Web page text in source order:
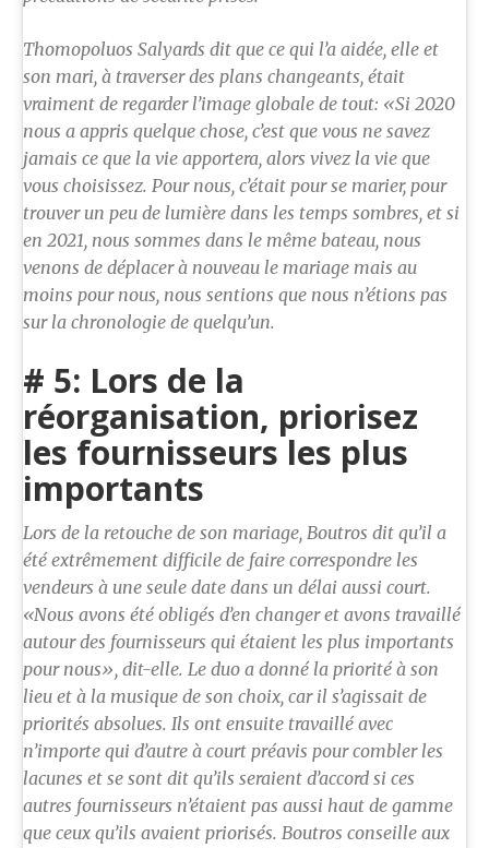
Thomopoluos Salyards dit que ce qui l’a aidée, elle et
son mari, à traverser des plans changeants, était
vraiment de regarder l’image globale de tout: «Si 2020
nous a appris quelque chose, c’est que vous ne savez
jamais ce que la vie apportera, alors vivez la vie que
vous choisissez. Pour nous, c’était pour se marier, pour
trouver un peu de lumière dans les temps sombres, et si
en 2021, nous sommes dans le même bateau, nous
venons de déplacer à nouveau le mariage mais au
moins pour nous, nous sentions que nous n’étions pas
sur la chronologie de quelqu’un.
# 5: Lors de la
réorganisation, priorisez
les fournisseurs les plus
importants
Lors de la retouche de son mariage, Boutros dit qu’il a
été extrêmement difficile de faire correspondre les
vendeurs à une seule date dans un délai aussi court.
«Nous avons été obligés d’en changer et avons travaillé
autour des fournisseurs qui étaient les plus importants
pour nous», dit-elle. Le duo a donné la priorité à son
lieu et à la musique de son choix, car il s’agissait de
priorités absolues. Ils ont ensuite travaillé avec
n’importe qui d’autre à court préavis pour combler les
lacunes et se sont dit qu’ils seraient d’accord si ces
autres fournisseurs n’étaient pas aussi haut de gamme
que ceux qu’ils avaient priorisés. Boutros conseille aux